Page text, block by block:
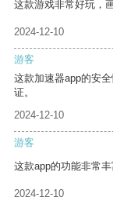
这款游戏非常好玩，
2024-12-10
游客
这款加速器app的安
证。
2024-12-10
游客
这款app的功能非常
2024-12-10